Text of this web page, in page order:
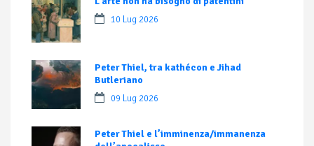
10 Lug 2026
Peter Thiel, tra kathécon e Jihad
Butleriano
09 Lug 2026
Peter Thiel e l’imminenza/immanenza